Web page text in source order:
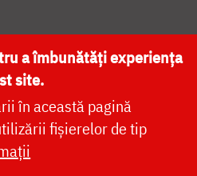
CATEDRALA NAȚIONALĂ
a îmbunătăți experiența
site.
în această pagină
fișierelor de tip